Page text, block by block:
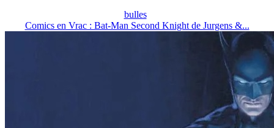
bulles
Comics en Vrac : Bat-Man Second Knight de Jurgens &...